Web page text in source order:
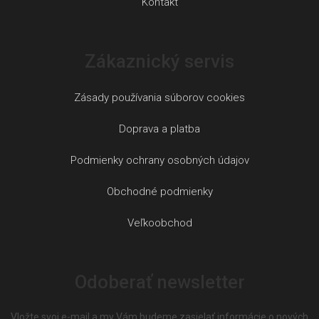
Zásady používania súborov cookies
Doprava a platba
Podmienky ochrany osobných údajov
Obchodné podmienky
Veľkoobchod
Vložte svoj e-mail a my Vám budeme zasielať informácie o nových